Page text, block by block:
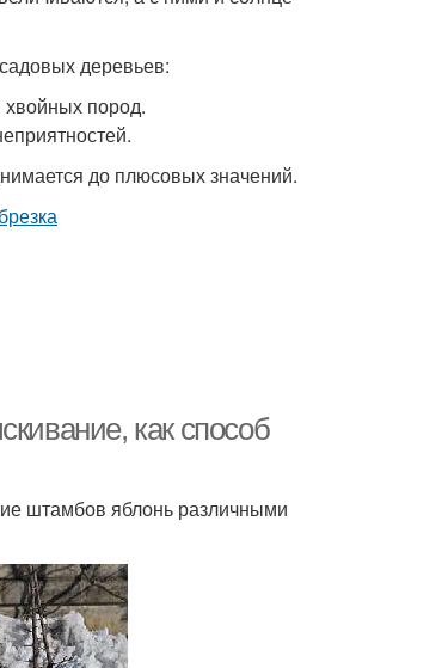
деревьев:
пород.
до плюсовых значений.
как способ
штамбов яблонь различными